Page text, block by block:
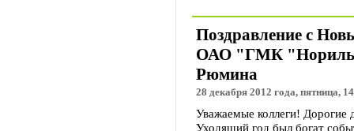
Поздравление с
ОАО "ГМК
Рюмина
28 декабря 2012 года, пятница,
Уважаемые коллеги! Дорогие
Уходящий год был богат